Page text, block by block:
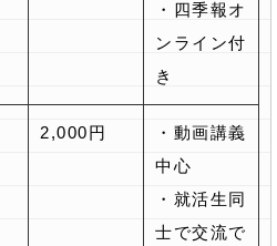
・四季報オ
ンライン付
き
2,000円
・動画講義
中心
・就活生同
士で交流で